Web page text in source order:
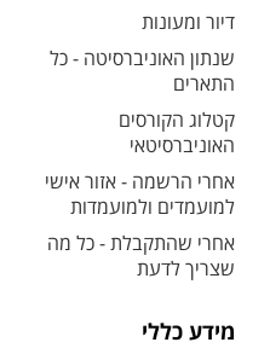
דיור ומעונות
שנתון האוניברסיטה - כל
התארים
קטלוג הקורסים
האוניברסיטאי
אחרי הרשמה - אזור אישי
למועמדים ולמועמדות
אחרי שהתקבלת - כל מה
שצריך לדעת
מידע כללי